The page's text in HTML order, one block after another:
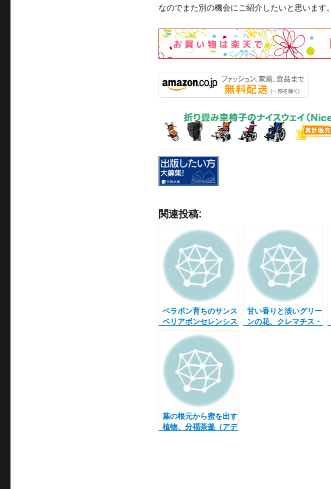
なのでまた別の機会にご紹介したいと思います。
関連投稿:
ベラボン育ちのサンス
ベリアボンセレンシス
た！
甘い香りと淡いグリー
ンの花、クレマチス・
葉の根元から蜜を出す
植物、分福茶釜（アデ